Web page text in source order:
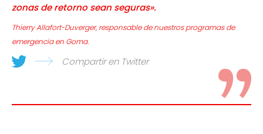
zonas de retorno sean seguras». ​
Thierry Allafort-Duverger, responsable de nuestros programas de
emergencia en Goma.
Compartir en Twitter